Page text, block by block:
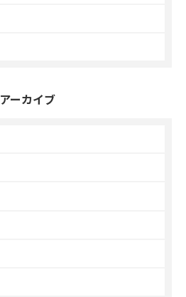
アーカイブ